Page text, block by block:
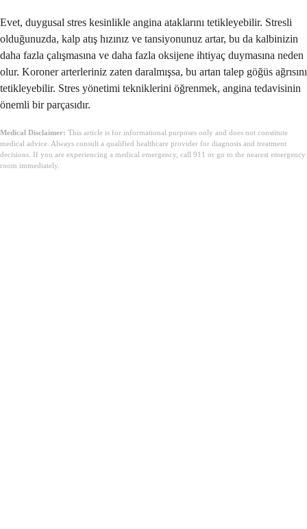
Evet, duygusal stres kesinlikle angina ataklarını tetikleyebilir. Stresli
olduğunuzda, kalp atış hızınız ve tansiyonunuz artar, bu da kalbinizin
daha fazla çalışmasına ve daha fazla oksijene ihtiyaç duymasına neden
olur. Koroner arterleriniz zaten daralmışsa, bu artan talep göğüs ağrısını
tetikleyebilir. Stres yönetimi tekniklerini öğrenmek, angina tedavisinin
önemli bir parçasıdır.
Medical Disclaimer: This article is for informational purposes only and does not constitute
medical advice. Always consult a qualified healthcare provider for diagnosis and treatment
decisions. If you are experiencing a medical emergency, call 911 or go to the nearest emergency
room immediately.